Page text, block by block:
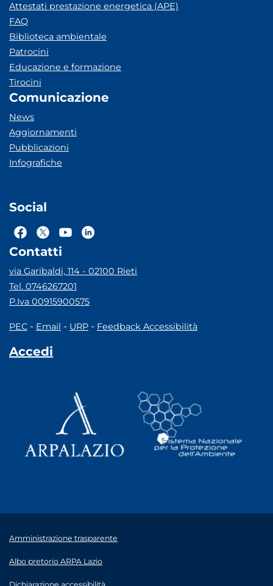
Attestati prestazione energetica (APE)
FAQ
Biblioteca ambientale
Patrocini
Educazione e formazione
Tirocini
Comunicazione
News
Aggiornamenti
Pubblicazioni
Infografiche
Social
Contatti
via Garibaldi, 114 - 02100 Rieti
Tel. 0746267201
P.Iva 00915900575
PEC - Email - URP - Feedback Accessibilità
Accedi
Amministrazione trasparente
Albo pretorio ARPA Lazio